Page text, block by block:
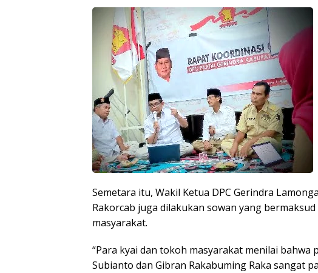
Semetara itu, Wakil Ketua DPC Gerindra
Rakorcab juga dilakukan sowan yang
masyarakat.
“Para kyai dan tokoh masyarakat menilai bahwa
Subianto dan Gibran Rakabuming Raka sangat